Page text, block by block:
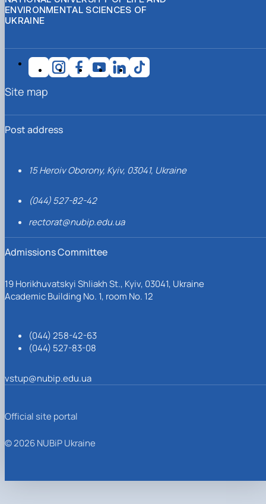
ENVIRONMENTAL SCIENCES OF
UKRAINE
Post address
15 Heroiv Oborony, Kyiv, 03041, Ukraine
(044) 527-82-42
rectorat@nubip.edu.ua
Admissions Committee
19 Horikhuvatskyi Shliakh St., Kyiv, 03041, Ukraine
Academic Building No. 1, room No. 12
(044) 258-42-63
(044) 527-83-08
vstup@nubip.edu.ua
Site map
Official site portal
© 2026 NUBiP Ukraine